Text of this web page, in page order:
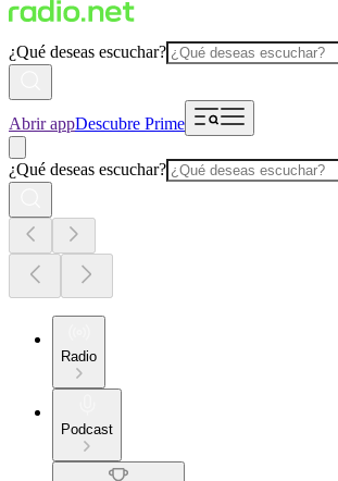
¿Qué deseas escuchar?
Abrir appDescubre Prime
¿Qué deseas escuchar?
Radio
Podcast